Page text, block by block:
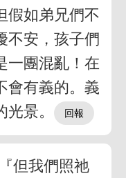
假如弟兄們不
不安，孩子們
一團混亂！在
會有義的。義
景。
但我們照祂